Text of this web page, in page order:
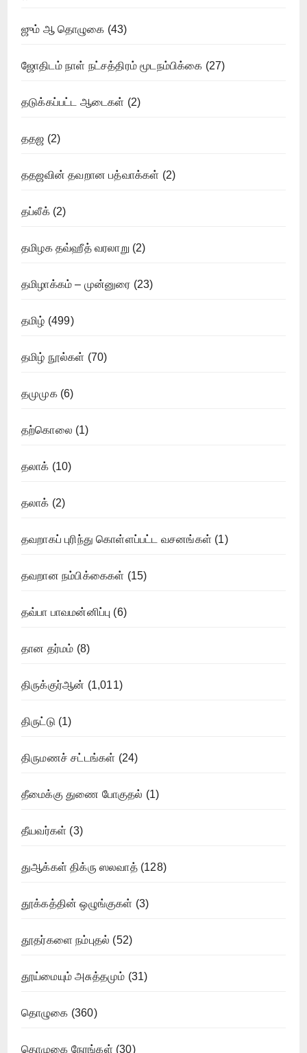
ஜும் ஆ தொழுகை (43)
ஜோதிடம் நாள் நட்சத்திரம் மூடநம்பிக்கை (27)
தடுக்கப்பட்ட ஆடைகள் (2)
ததஜ (2)
ததஜவின் தவறான பத்வாக்கள் (2)
தப்லீக்(2)
தமிழக தவ்ஹீத் வரலாறு (2)
தமிழாக்கம் – முன்னுரை (23)
தமிழ் (499)
தமிழ் நூல்கள் (70)
தமுமுக(6)
தற்கொலை (1)
தலாக் (10)
தலாக் (2)
தவறாகப் புரிந்து கொள்ளப்பட்ட வசனங்கள் (1)
தவறான நம்பிக்கைகள் (15)
தவ்பா பாவமன்னிப்பு (6)
தான தர்மம் (8)
திருக்குர்ஆன் (1,011)
திருட்டு (1)
திருமணச் சட்டங்கள் (24)
தீமைக்கு துணை போகுதல் (1)
தீயவர்கள் (3)
துஆக்கள் திக்ரு ஸலவாத்(128)
தூக்கத்தின் ஒழுங்குகள் (3)
தூதர்களை நம்புதல் (52)
தூய்மையும் அசுத்தமும் (31)
தொழுகை (360)
தொழுகை நேரங்கள் (30)